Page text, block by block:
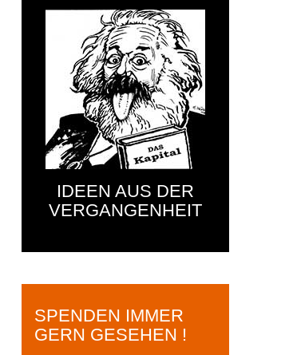
IDEEN AUS DER
VERGANGENHEIT
SPENDEN IMMER
GERN GESEHEN !